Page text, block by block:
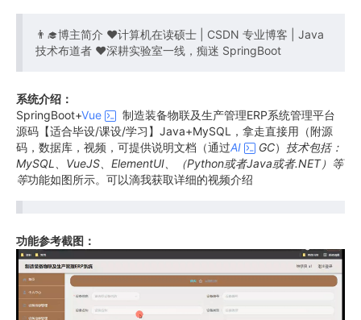
👨‍🎓博主简介 ❤计算机在读硕士 | CSDN 专业博客 | Java
技术布道者 ❤深耕实验室一线，痴迷 SpringBoot
系统介绍：
SpringBoot+Vue
制造装备物联及生产管理ERP系统管理平台
源码【适合毕设/课设/学习】Java+MySQL，拿走直接用（附源
码，数据库，视频，可提供说明文档（通过AI GC） 技术包括：
MySQL、VueJS、ElementUI、（Python或者Java或者.NET）等
等功能如图所示。可以滴我获取详细的视频介绍
功能参考截图：